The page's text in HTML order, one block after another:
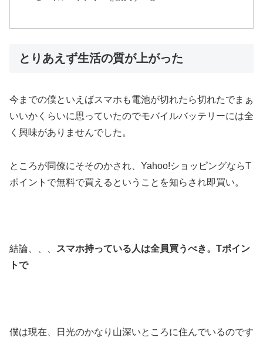
とりあえず生活の質が上がった
今までの僕といえばスマホも電池が切れたら切れたでまぁ
いいかくらいに思っていたのでモバイルバッテリーには全
く興味がありませんでした。
ところが同僚にそそのかされ、Yahoo!ショッピングならT
ポイントで無料で買えるということを知らされ即買い。
結論、、、
スマホ持っている人は全員買うべき。Tポイン
トで
僕は現在、日光のかなり山深いところに住んでいるのです